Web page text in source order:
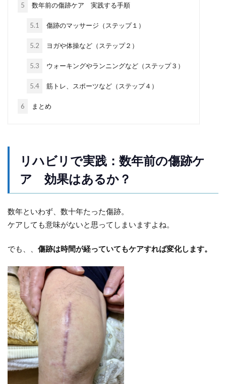
5 数年前の傷跡ケア 実践する手順
5.1 傷跡のマッサージ（ステップ１）
5.2 ヨガや体操など（ステップ２）
5.3 ウォーキングやランニングなど（ステップ３）
5.4 筋トレ、スポーツなど（ステップ４）
6 まとめ
リハビリで実践：数年前の傷跡ケ
ア 効果はあるか？
数年といわず、数十年たった傷跡。
ケアしても意味がないと思ってしまいますよね。
でも、、 傷跡は時間が経っていてもケアすれば変化します。